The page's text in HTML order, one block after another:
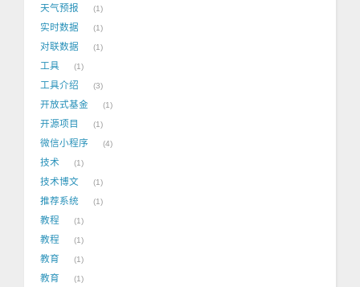
天气预报 1
实时数据 1
对联数据 1
工具 1
工具介绍 3
开放式基金 1
开源项目 1
微信小程序 4
技术 1
技术博文 1
推荐系统 1
教程 1
教程 1
教育 1
教育 1